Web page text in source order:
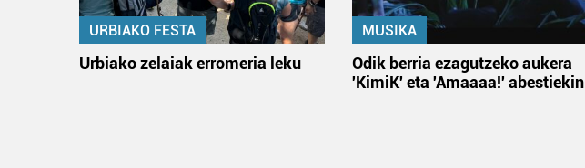
URBIAKO FESTA
Urbiako zelaiak erromeria leku
MUSIKA
Odik berria ezagutzeko aukera
'KimiK' eta 'Amaaaa!' abestiekin